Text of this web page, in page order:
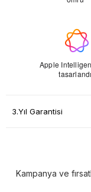
3.Yıl Garantisi
Kampanya ve